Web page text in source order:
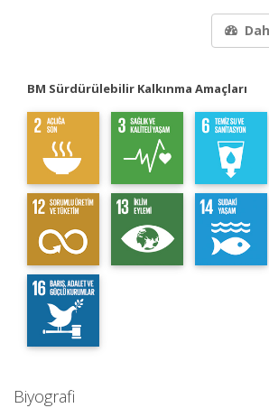
BM Sürdürülebilir Kalkınma Amaçları
Biyografi